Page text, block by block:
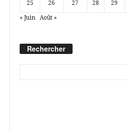
25 26 27 28 29
« Juin Août »
Rechercher